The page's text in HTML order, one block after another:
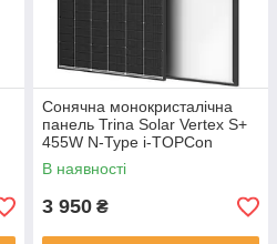
Сонячна монокристалічна
панель Trina Solar Vertex S+
455W N-Type i-TOPCon
Bifacial Dual Glass Black
Frame Half-Cell (TSM-
В наявності
3 950 ₴